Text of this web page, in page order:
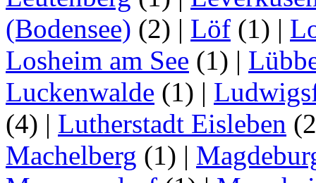
(Bodensee) (2) | Löf (1) |
Losheim am See (1) |
Luckenwalde (1) |
(4) | Lutherstadt Eisleben
Machelberg (1) |